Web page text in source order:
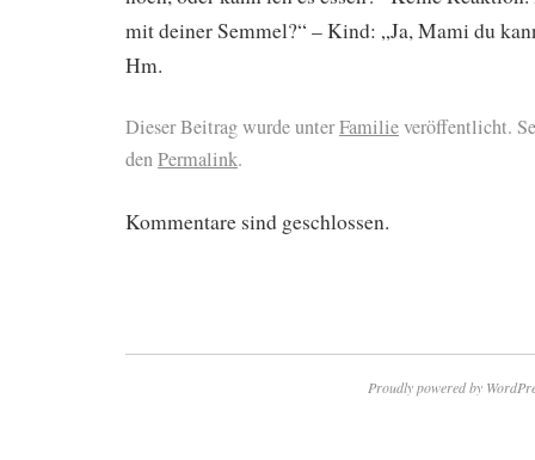
mit deiner Semmel?“ – Kind: „Ja, Mami du
Hm.
Dieser Beitrag wurde unterFamilieveröffentlicht.
denPermalink.
Kommentare sind geschlossen.
Proudly powered by